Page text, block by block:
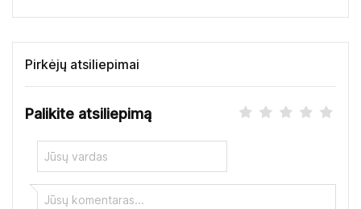
Pirkėjų atsiliepimai
Palikite atsiliepimą